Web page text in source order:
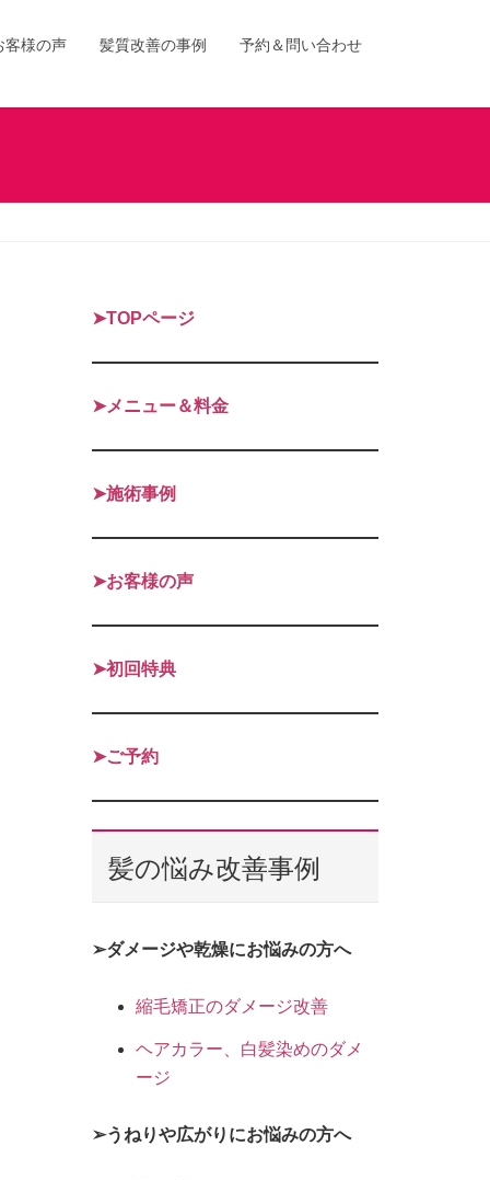
客様の声 髪質改善の事例 予約＆問い合わせ
➤TOPページ
➤メニュー＆料金
➤施術事例
➤お客様の声
➤初回特典
➤ご予約
髪の悩み改善事例
➢ダメージや乾燥にお悩みの方へ
縮毛矯正のダメージ改善
ヘアカラー、白髪染めのダメ
ージ
➢うねりや広がりにお悩みの方へ